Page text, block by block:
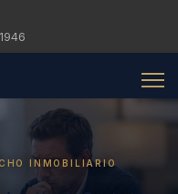
INMOBILIARIO